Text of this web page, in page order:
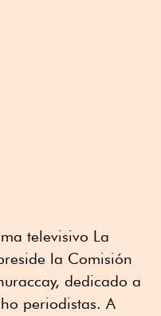
televisivo La
la Comisión
dedicado a
periodistas. A